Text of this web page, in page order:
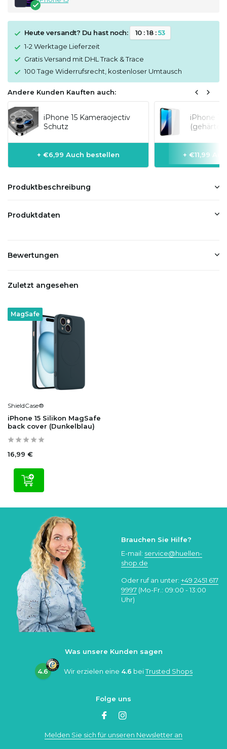
Heute versandt? Du hast noch: 10:18:53
1-2 Werktage Lieferzeit
Gratis Versand mit DHL Track & Trace
100 Tage Widerrufsrecht, kostenloser Umtausch
Andere Kunden Kauften auch:
iPhone 15 Kameraojectiv
Schutz
+ €6,99 Auch bestellen
iPhone
+ €11,99
Produktbeschreibung
Produktdaten
Bewertungen
Zuletzt angesehen
MagSafe
ShieldCase®
iPhone 15 Silikon MagSafe
back cover (Dunkelblau)
16,99 €
Brauchen Sie Hilfe?
E-mail: service@huellen-
shop.de
Oder ruf an unter: +49 2451 617
9997 (Mo-Fr.: 09:00 - 13:00
Uhr)
Was unsere Kunden sagen
4.6 Wir erzielen eine 4.6 beiTrusted Shops
Folge uns
Melden Sie sich für unseren Newsletter an